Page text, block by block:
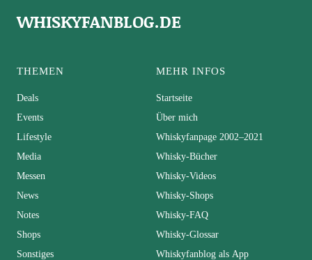
WHISKYFANBLOG.DE
THEMEN
Deals
Events
Lifestyle
Media
Messen
News
Notes
Shops
Sonstiges
MEHR INFOS
Startseite
Über mich
Whiskyfanpage 2002–2021
Whisky-Bücher
Whisky-Videos
Whisky-Shops
Whisky-FAQ
Whisky-Glossar
Whiskyfanblog als App